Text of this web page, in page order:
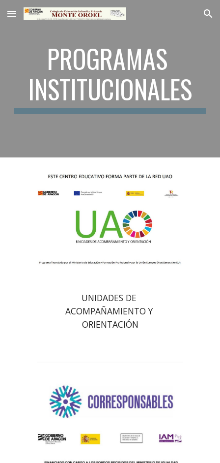
Skip to main content Skip to navigation
PROGRAMAS
INSTITUCIONALES
UNIDADES DE
ACOMPAÑAMIENTO Y
ORIENTACIÓN